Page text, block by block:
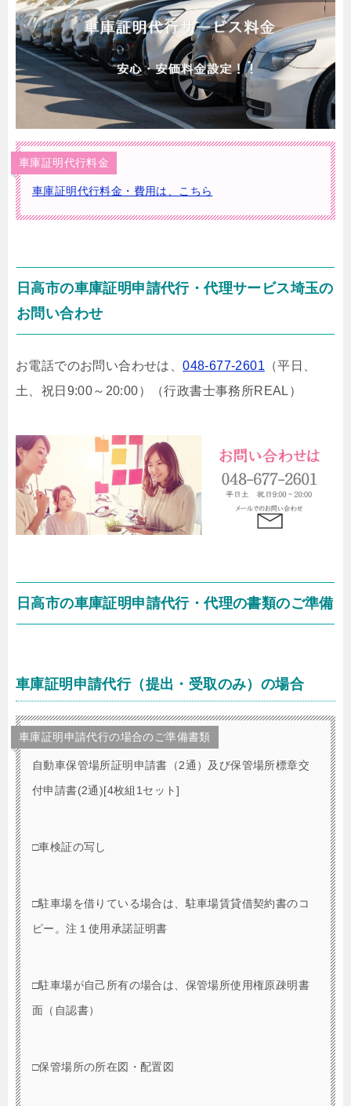
車庫証明代行料金
車庫証明代行料金・費用は、こちら
日高市の車庫証明申請代行・代理サービス埼玉の
お問い合わせ
お電話でのお問い合わせは、048-677-2601 （平日、
土、祝日9:00～20:00）
（行政書士事務所REAL）
日高市の車庫証明申請代行・代理の書類のご準備
車庫証明申請代行（提出・受取のみ）の場合
車庫証明申請代行の場合のご準備書類
自動車保管場所証明申請書（2通）及び保管場所標章交
付申請書(2通)[4枚組1セット]
□車検証の写し
□駐車場を借りている場合は、駐車場賃貸借契約書のコ
ピー。注１使用承諾証明書
□駐車場が自己所有の場合は、保管場所使用権原疎明書
面（自認書）
□保管場所の所在図・配置図